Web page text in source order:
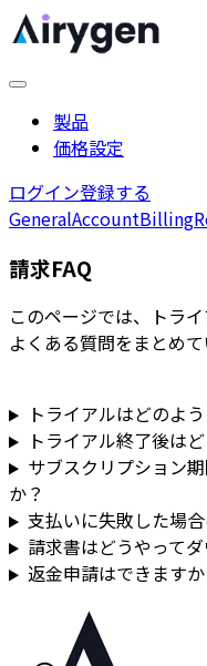
製品
価格設定
ログイン登録する
GeneralAccountBilling
請求FAQ
このページでは、トラ
よくある質問をまとめて
トライアルはどのよ
トライアル終了後は
サブスクリプション
か？
支払いに失敗した場合
請求書はどうやって
返金申請はできますか